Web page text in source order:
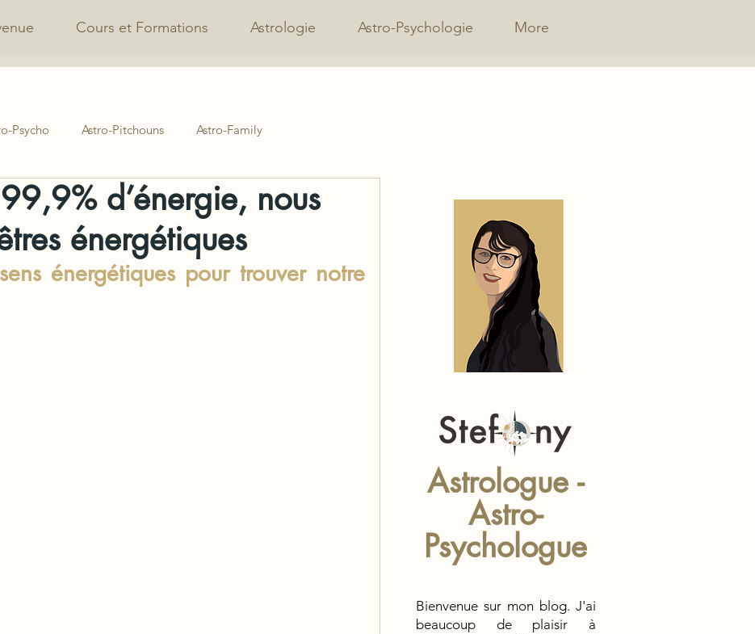
Cours et Formations Astrologie Astro-Psychologie More
Psycho Astro-Pitchouns Astro-Family
d’énergie, nous
énergétiques
énergétiques pour trouver notre
Astrologue -
Astro-
Psychologue
Bienvenue sur mon blog. J'ai
beaucoup de plaisir à